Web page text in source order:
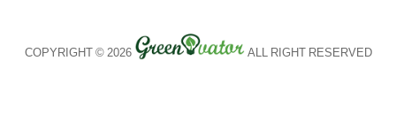
COPYRIGHT © 2026 ALL RIGHT RESERVED